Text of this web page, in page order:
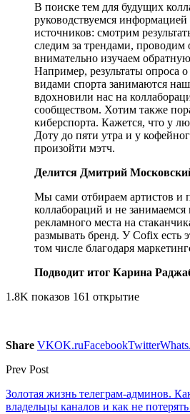
В поиске тем для будущих
руководствуемся информацией
источников: смотрим
следим за трендами, проводим
внимательно изучаем обратную
Например, результаты опроса
видами спорта занимаются
вдохновили нас на
сообществом. Хотим также
киберспорта. Кажется, что у
Доту до пяти утра и у
произойти мэтч.
Делится Дмитрий
Мы сами отбираем артистов и
коллабораций и не
рекламного места на
размывать бренд. У Cofix есть
том числе благодаря
Подводит итог Карина
1.8K показов 161 открытие
Share VKOK.ruFacebookTwitter
Prev Post
Золотая жизнь телеграм-админов.
владельцы каналов и как не